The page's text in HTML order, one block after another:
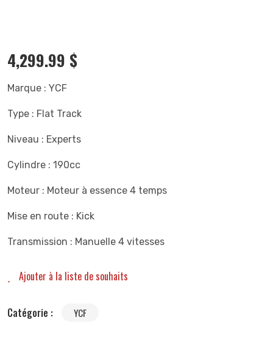
4,299.99 $
Marque : YCF
Type : Flat Track
Niveau : Experts
Cylindre : 190cc
Moteur : Moteur à essence 4 temps
Mise en route : Kick
Transmission : Manuelle 4 vitesses
Ajouter à la liste de souhaits
Catégorie : YCF